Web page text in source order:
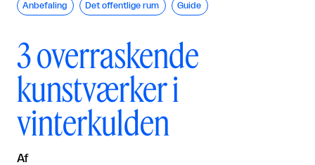
3 overraskende
kunstværker i
vinterkulden
Af
Anbefaling Det offentlige rum Guide